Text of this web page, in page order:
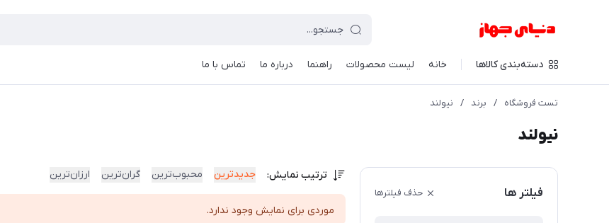
دسته‌بندی کالاها خانه لیست محصولات راهنما درباره ما تماس با ما
تست فروشگاه / برند / نیولند
نیولند
فیلتر ها حذف فیلترها
ترتیب نمایش: جدیدترین محبوب‌ترین گران‌ترین ارزان‌ترین
موردی برای نمایش وجود ندارد.